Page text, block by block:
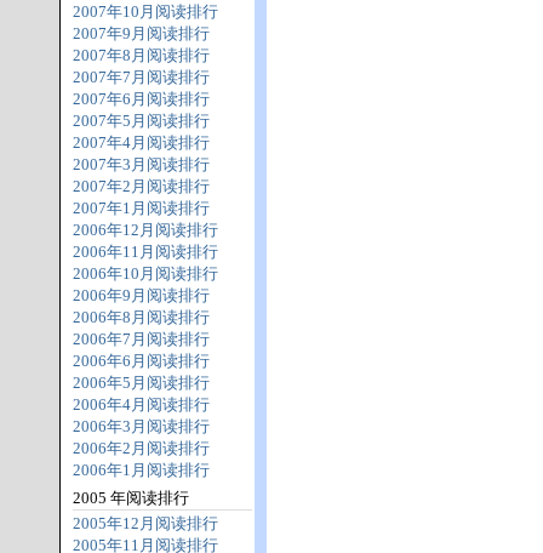
2007年10月阅读排行
2007年9月阅读排行
2007年8月阅读排行
2007年7月阅读排行
2007年6月阅读排行
2007年5月阅读排行
2007年4月阅读排行
2007年3月阅读排行
2007年2月阅读排行
2007年1月阅读排行
2006年12月阅读排行
2006年11月阅读排行
2006年10月阅读排行
2006年9月阅读排行
2006年8月阅读排行
2006年7月阅读排行
2006年6月阅读排行
2006年5月阅读排行
2006年4月阅读排行
2006年3月阅读排行
2006年2月阅读排行
2006年1月阅读排行
2005 年阅读排行
2005年12月阅读排行
2005年11月阅读排行